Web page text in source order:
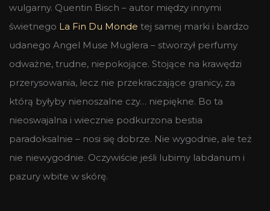
wulgarny. Quentin Bisch – autor między innymi
świetnego La Fin Du Monde tej samej marki i bardzo
udanego Angel Muse Muglera – stworzył perfumy
odważne, trudne, niepokojące. Stojące na krawędzi
przerysowania, lecz nie przekraczające granicy, za
którą byłyby nienoszalne czy… niepiękne. Bo ta
nieoswajalna i wiecznie podkurzona bestia
paradoksalnie – nosi się dobrze. Nie wygodnie, ale też
nie niewygodnie. Oczywiście jeśli lubimy labdanum i
pazury wbite w skórę.